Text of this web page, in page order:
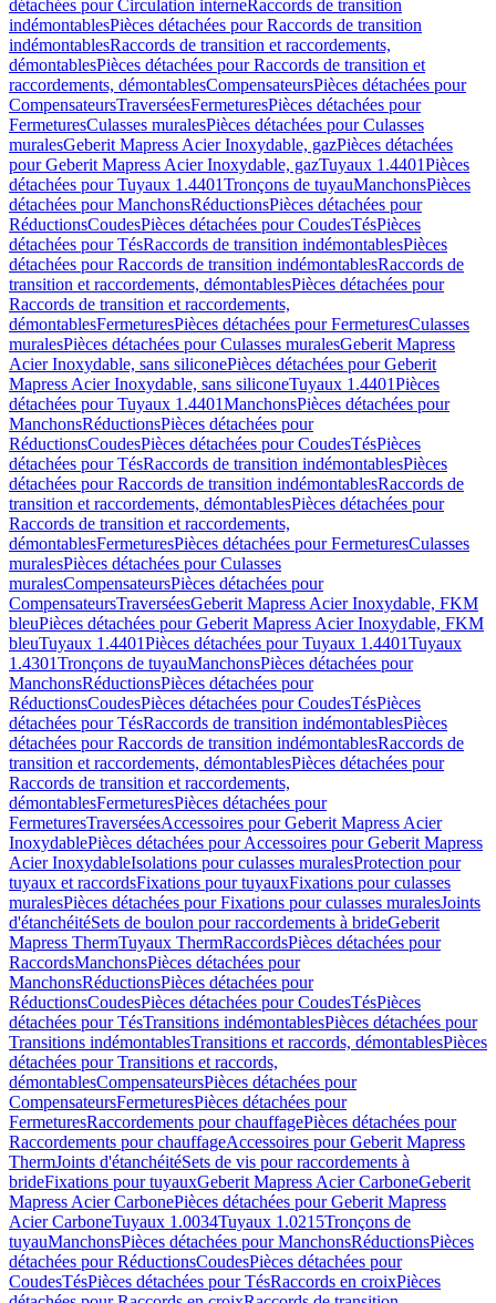
détachées pour Circulation interneRaccords de transition
indémontablesPièces détachées pour Raccords de transition
indémontablesRaccords de transition et raccordements,
démontablesPièces détachées pour Raccords de transition et
raccordements, démontablesCompensateursPièces détachées pour
CompensateursTraverséesFermeturesPièces détachées pour
FermeturesCulasses muralesPièces détachées pour Culasses
muralesGeberit Mapress Acier Inoxydable, gazPièces détachées
pour Geberit Mapress Acier Inoxydable, gazTuyaux 1.4401Pièces
détachées pour Tuyaux 1.4401Tronçons de tuyauManchonsPièces
détachées pour ManchonsRéductionsPièces détachées pour
RéductionsCoudesPièces détachées pour CoudesTésPièces
détachées pour TésRaccords de transition indémontablesPièces
détachées pour Raccords de transition indémontablesRaccords de
transition et raccordements, démontablesPièces détachées pour
Raccords de transition et raccordements,
démontablesFermeturesPièces détachées pour FermeturesCulasses
muralesPièces détachées pour Culasses muralesGeberit Mapress
Acier Inoxydable, sans siliconePièces détachées pour Geberit
Mapress Acier Inoxydable, sans siliconeTuyaux 1.4401Pièces
détachées pour Tuyaux 1.4401ManchonsPièces détachées pour
ManchonsRéductionsPièces détachées pour
RéductionsCoudesPièces détachées pour CoudesTésPièces
détachées pour TésRaccords de transition indémontablesPièces
détachées pour Raccords de transition indémontablesRaccords de
transition et raccordements, démontablesPièces détachées pour
Raccords de transition et raccordements,
démontablesFermeturesPièces détachées pour FermeturesCulasses
muralesPièces détachées pour Culasses
muralesCompensateursPièces détachées pour
CompensateursTraverséesGeberit Mapress Acier Inoxydable, FKM
bleuPièces détachées pour Geberit Mapress Acier Inoxydable, FKM
bleuTuyaux 1.4401Pièces détachées pour Tuyaux 1.4401Tuyaux
1.4301Tronçons de tuyauManchonsPièces détachées pour
ManchonsRéductionsPièces détachées pour
RéductionsCoudesPièces détachées pour CoudesTésPièces
détachées pour TésRaccords de transition indémontablesPièces
détachées pour Raccords de transition indémontablesRaccords de
transition et raccordements, démontablesPièces détachées pour
Raccords de transition et raccordements,
démontablesFermeturesPièces détachées pour
FermeturesTraverséesAccessoires pour Geberit Mapress Acier
InoxydablePièces détachées pour Accessoires pour Geberit Mapress
Acier InoxydableIsolations pour culasses muralesProtection pour
tuyaux et raccordsFixations pour tuyauxFixations pour culasses
muralesPièces détachées pour Fixations pour culasses muralesJoints
d'étanchéitéSets de boulon pour raccordements à brideGeberit
Mapress ThermTuyaux ThermRaccordsPièces détachées pour
RaccordsManchonsPièces détachées pour
ManchonsRéductionsPièces détachées pour
RéductionsCoudesPièces détachées pour CoudesTésPièces
détachées pour TésTransitions indémontablesPièces détachées pour
Transitions indémontablesTransitions et raccords, démontablesPièces
détachées pour Transitions et raccords,
démontablesCompensateursPièces détachées pour
CompensateursFermeturesPièces détachées pour
FermeturesRaccordements pour chauffagePièces détachées pour
Raccordements pour chauffageAccessoires pour Geberit Mapress
ThermJoints d'étanchéitéSets de vis pour raccordements à
brideFixations pour tuyauxGeberit Mapress Acier CarboneGeberit
Mapress Acier CarbonePièces détachées pour Geberit Mapress
Acier CarboneTuyaux 1.0034Tuyaux 1.0215Tronçons de
tuyauManchonsPièces détachées pour ManchonsRéductionsPièces
détachées pour RéductionsCoudesPièces détachées pour
CoudesTésPièces détachées pour TésRaccords en croixPièces